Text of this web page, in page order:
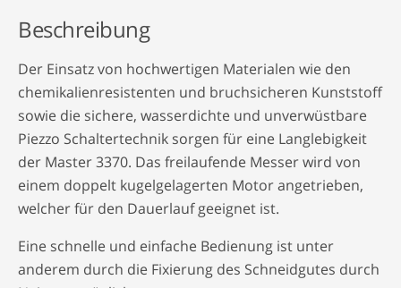
Beschreibung
Der Einsatz von hochwertigen Materialen wie den
chemikalienresistenten und bruchsicheren Kunststoff
sowie die sichere, wasserdichte und unverwüstbare
Piezzo Schaltertechnik sorgen für eine Langlebigkeit
der Master 3370. Das freilaufende Messer wird von
einem doppelt kugelgelagerten Motor angetrieben,
welcher für den Dauerlauf geeignet ist.
Eine schnelle und einfache Bedienung ist unter
anderem durch die Fixierung des Schneidgutes durch